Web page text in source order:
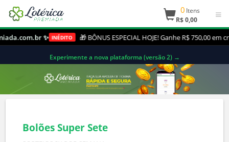
Experimente a nova plataforma (versão 2) →
0Itens
R$ 0,00
✨ INÉDITO 🎁 BÔNUS ESPECIAL HOJE! Ganhe R$
Bolões Super Sete